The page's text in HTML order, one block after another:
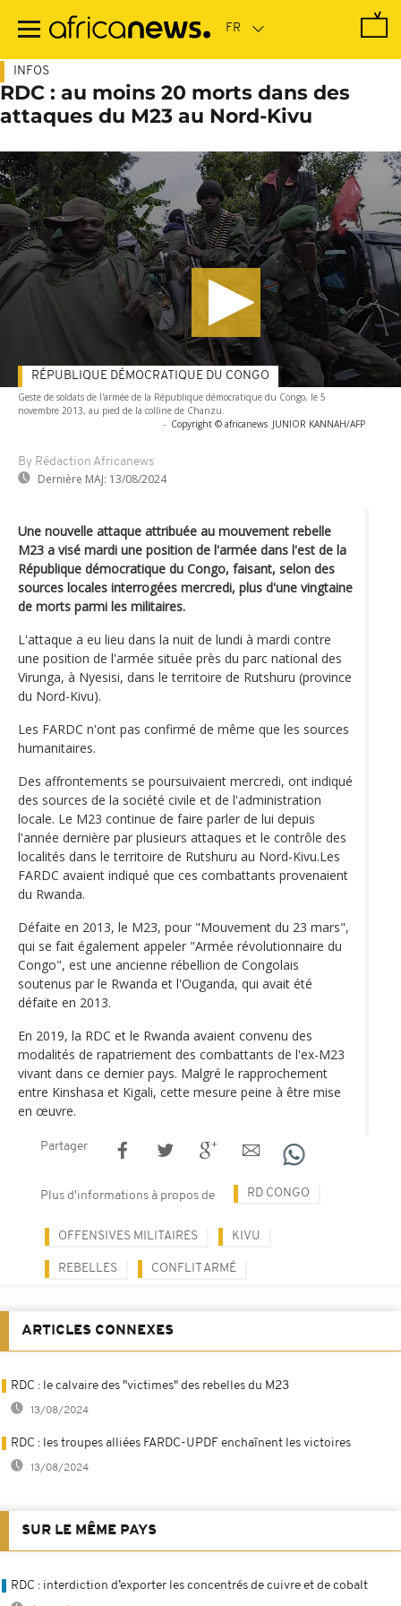
contenu
INFOS
RDC : au moins 20 morts dans des
attaques du M23 au Nord-Kivu
Geste de soldats de l'armée de la République démocratique du Congo, le 5
novembre 2013, au pied de la colline de Chanzu.
- Copyright © africanews JUNIOR KANNAH/AFP
By Rédaction Africanews
Dernière MAJ: 13/08/2024
RÉPUBLIQUE DÉMOCRATIQUE DU CONGO
Une nouvelle attaque attribuée au mouvement rebelle
M23 a visé mardi une position de l'armée dans l'est de la
République démocratique du Congo, faisant, selon des
sources locales interrogées mercredi, plus d'une vingtaine
de morts parmi les militaires.
L'attaque a eu lieu dans la nuit de lundi à mardi contre
une position de l'armée située près du parc national des
Virunga, à Nyesisi, dans le territoire de Rutshuru (province
du Nord-Kivu).
Les FARDC n'ont pas confirmé de même que les sources
humanitaires.
Des affrontements se poursuivaient mercredi, ont indiqué
des sources de la société civile et de l'administration
locale. Le M23 continue de faire parler de lui depuis
l'année dernière par plusieurs attaques et le contrôle des
localités dans le territoire de Rutshuru au Nord-Kivu.Les
FARDC avaient indiqué que ces combattants provenaient
du Rwanda.
Défaite en 2013, le M23, pour "Mouvement du 23 mars",
qui se fait également appeler "Armée révolutionnaire du
Congo", est une ancienne rébellion de Congolais
soutenus par le Rwanda et l'Ouganda, qui avait été
défaite en 2013.
En 2019, la RDC et le Rwanda avaient convenu des
modalités de rapatriement des combattants de l'ex-M23
vivant dans ce dernier pays. Malgré le rapprochement
entre Kinshasa et Kigali, cette mesure peine à être mise
en œuvre.
Partager
Plus d'informations à propos de RD CONGO
OFFENSIVES MILITAIRES KIVU
REBELLES CONFLIT ARMÉ
ARTICLES CONNEXES
RDC : le calvaire des "victimes" des rebelles du M23
13/08/2024
RDC : les troupes alliées FARDC-UPDF enchaînent les victoires
13/08/2024
SUR LE MÊME PAYS
RDC : interdiction d’exporter les concentrés de cuivre et de cobalt